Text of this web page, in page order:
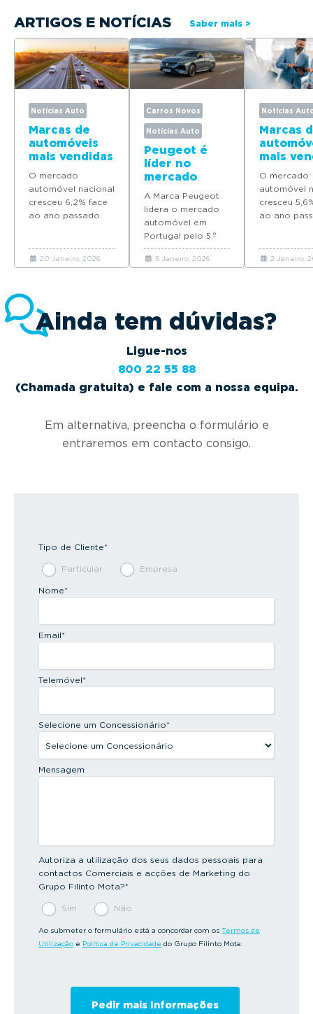
ARTIGOS E NOTÍCIAS Saber mais >
Notícias Auto
Marcas de
automóveis
mais vendidas
em Portugal
em 2025
O mercado
automóvel nacional
cresceu 6,2% face
ao ano passado.
automóveis novos
venderam em
20 Janeiro, 2026
Carros Novos
Notícias Auto
Peugeot é
líder no
mercado
automóvel em
Portugal com
quatro
modelos no
Top 10 de
vendas em
2025
A Marca Peugeot
lidera o mercado
automóvel em
Portugal pelo 5.º
ano consecutivo e
coloca quatro
5 Janeiro, 2026
Notícias
Marcas
mais
em
em 2024
O mercado
automóvel
cresceu
ao ano
automóveis
venderam
2 Janeiro,
Ainda tem dúvidas?
Ligue-nos
800 22 55 88
(Chamada gratuita) e fale com a nossa equipa.
Em alternativa, preencha o formulário e
entraremos em contacto consigo.
Tipo de Cliente*
Particular Empresa
Nome*
Email*
Telemóvel*
Selecione um Concessionário*
Mensagem
Autoriza a utilização dos seus dados pessoais para
contactos Comerciais e acções de Marketing do
Grupo Filinto Mota?*
Sim Não
Ao submeter o formulário está a concordar com os Termos de
Utilização e Política de Privacidade do Grupo Filinto Mota.